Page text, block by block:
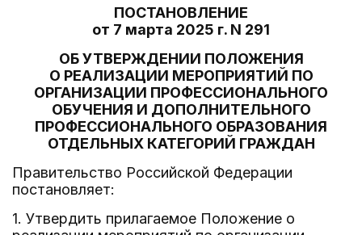
ПОСТАНОВЛЕНИЕ
от 7 марта 2025 г. N 291
ОБ УТВЕРЖДЕНИИ ПОЛОЖЕНИЯ
О РЕАЛИЗАЦИИ МЕРОПРИЯТИЙ ПО
ОРГАНИЗАЦИИ ПРОФЕССИОНАЛЬНОГО
ОБУЧЕНИЯ И ДОПОЛНИТЕЛЬНОГО
ПРОФЕССИОНАЛЬНОГО ОБРАЗОВАНИЯ
ОТДЕЛЬНЫХ КАТЕГОРИЙ ГРАЖДАН
Правительство Российской Федерации
постановляет:
1. Утвердить прилагаемое Положение о